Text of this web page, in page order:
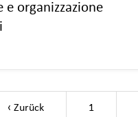
e organizzazione
‹ ZurückPagina precedente
1